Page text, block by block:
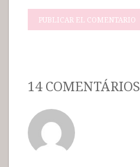
14 COMENTÁRIOS